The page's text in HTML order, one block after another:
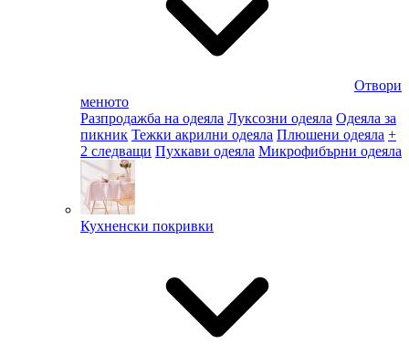
Отвори
менюто
Разпродажба на одеяла Луксозни одеяла Одеяла за
пикник Тежки акрилни одеяла Плюшени одеяла +
2 следващи Пухкави одеяла Микрофибърни одеяла
Кухненски покривки